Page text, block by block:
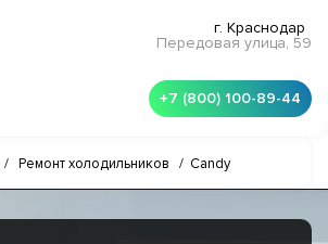
г. Краснодар
Передовая улица, 59
+7 (800) 100-89-44
/ Ремонт холодильников / Candy